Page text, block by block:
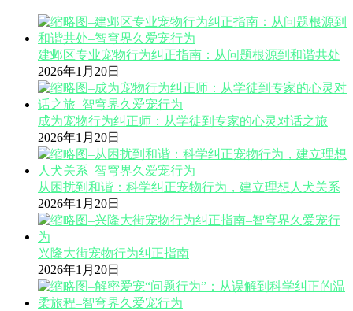
建邺区专业宠物行为纠正指南：从问题根源到和谐共处
2026年1月20日
成为宠物行为纠正师：从学徒到专家的心灵对话之旅
2026年1月20日
从困扰到和谐：科学纠正宠物行为，建立理想人犬关系
2026年1月20日
兴隆大街宠物行为纠正指南
2026年1月20日